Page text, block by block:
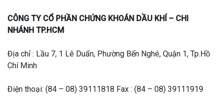
CÔNG TY CỔ PHẦN CHỨNG KHOÁN DẦU KHÍ – CHI
NHÁNH TP.HCM
Địa chỉ : Lầu 7, 1 Lê Duẩn, Phường Bến Nghé, Quận 1, Tp.Hồ
Chí Minh
Điện thoại: (84 – 08) 39111818 Fax : (84 – 08) 39111919